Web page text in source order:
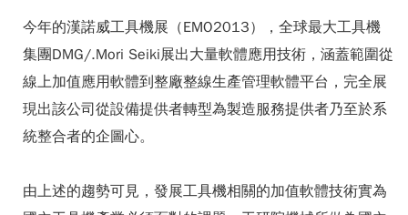
今年的漢諾威工具機展（EMO2013），全球最大工具機
集團DMG/.Mori Seiki展出大量軟體應用技術，涵蓋範圍從
線上加值應用軟體到整廠整線生產管理軟體平台，完全展
現出該公司從設備提供者轉型為製造服務提供者乃至於系
統整合者的企圖心。
由上述的趨勢可見，發展工具機相關的加值軟體技術實為